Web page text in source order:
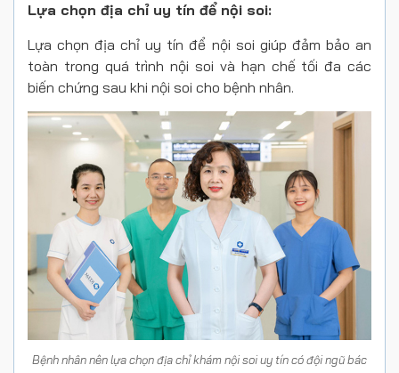
Lựa chọn địa chỉ uy tín để nội soi:
Lựa chọn địa chỉ uy tín để nội soi giúp đảm bảo an
toàn trong quá trình nội soi và hạn chế tối đa các
biến chứng sau khi nội soi cho bệnh nhân.
Bệnh nhân nên lựa chọn địa chỉ khám nội soi uy tín có đội ngũ bác